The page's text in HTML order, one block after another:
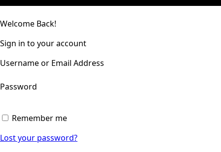
Welcome Back!
Sign in to your account
Username or Email Address
Password
Remember me
Lost your password?